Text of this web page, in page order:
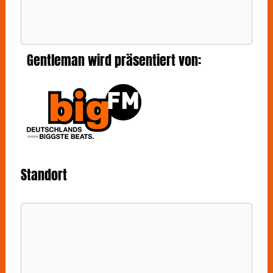
Gentleman wird präsentiert von:
Standort